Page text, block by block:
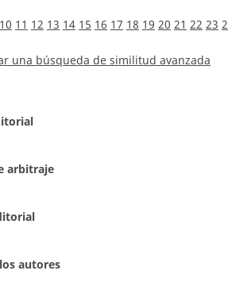
10 11 12 13 14 15 16 17 18 19 20 21 22 23
una búsqueda de similitud avanzada
arbitraje
autores